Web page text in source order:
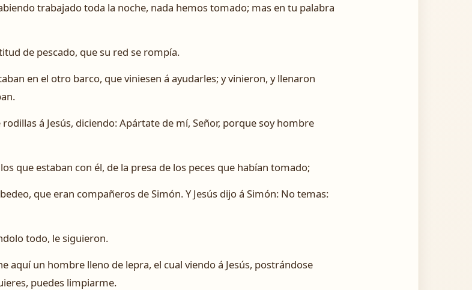
trabajado toda la noche, nada hemos tomado; mas en tu palabra
de pescado, que su red se rompía.
en el otro barco, que viniesen á ayudarles; y vinieron, y llenaron
á Jesús, diciendo: Apártate de mí, Señor, porque soy hombre
que estaban con él, de la presa de los peces que habían tomado;
que eran compañeros de Simón. Y Jesús dijo á Simón: No temas:
todo, le siguieron.
aquí un hombre lleno de lepra, el cual viendo á Jesús, postrándose
puedes limpiarme.